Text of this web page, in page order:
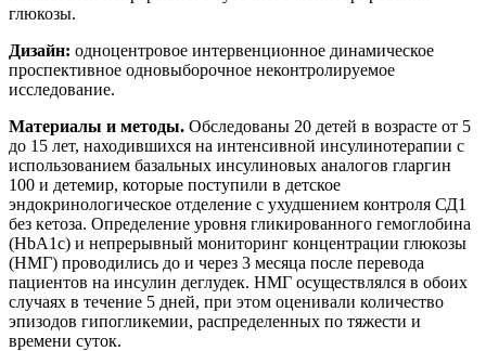
глюкозы.
Дизайн: одноцентровое интервенционное динамическое
проспективное одновыборочное неконтролируемое
исследование.
Материалы и методы. Обследованы 20 детей в возрасте от 5
до 15 лет, находившихся на интенсивной инсулинотерапии с
использованием базальных инсулиновых аналогов гларгин
100 и детемир, которые поступили в детское
эндокринологическое отделение с ухудшением контроля СД1
без кетоза. Определение уровня гликированного гемоглобина
(HbA1c) и непрерывный мониторинг концентрации глюкозы
(НМГ) проводились до и через 3 месяца после перевода
пациентов на инсулин деглудек. НМГ осуществлялся в обоих
случаях в течение 5 дней, при этом оценивали количество
эпизодов гипогликемии, распределенных по тяжести и
времени суток.